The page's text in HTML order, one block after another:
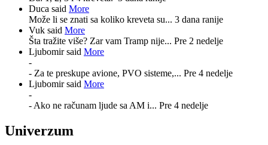
Duca said More
Može li se znati sa koliko kreveta su... 3 dana ranije
Vuk said More
Šta tražite više? Zar vam Tramp nije... Pre 2 nedelje
Ljubomir said More
-
- Za te preskupe avione, PVO sisteme,... Pre 4 nedelje
Ljubomir said More
-
- Ako ne računam ljude sa AM i... Pre 4 nedelje
Univerzum